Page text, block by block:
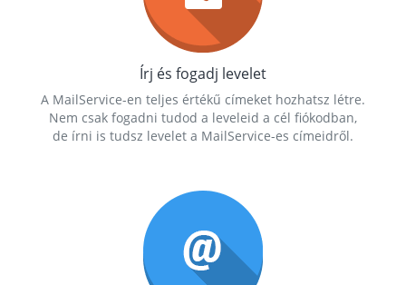
Írj és fogadj levelet
A MailService-en teljes értékű címeket hozhatsz létre.
Nem csak fogadni tudod a leveleid a cél fiókodban,
de írni is tudsz levelet a MailService-es címeidről.